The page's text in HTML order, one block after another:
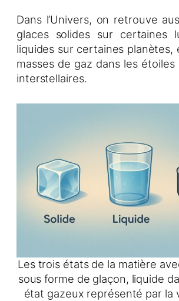
Dans l’Univers, on retrouve
glaces solides sur certaines
liquides sur certaines planètes,
masses de gaz dans les
interstellaires.
Les trois états de la matière
sous forme de glaçon, liquide
état gazeux représenté par la